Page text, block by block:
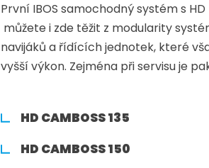
První IBOS samochodný systém s
můžete i zde těžit z modularity
navijáků a řídících jednotek, které
vyšší výkon. Zejména při servisu je
HD CAMBOSS 135
HD CAMBOSS 150